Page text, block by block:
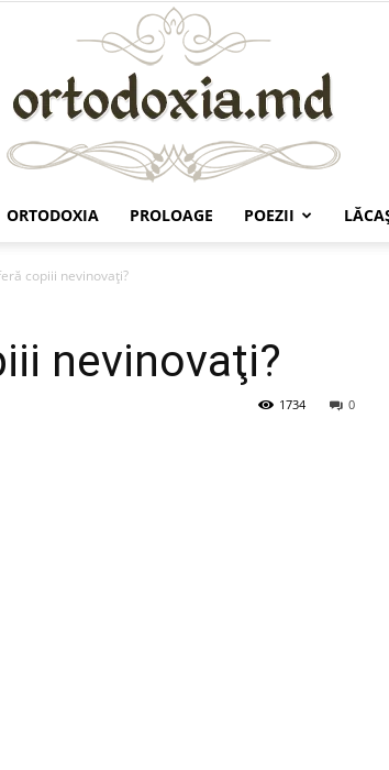
ORTODOXIA PROLOAGE POEZII
copiii nevinovaţi?
nevinovaţi?
0
1734